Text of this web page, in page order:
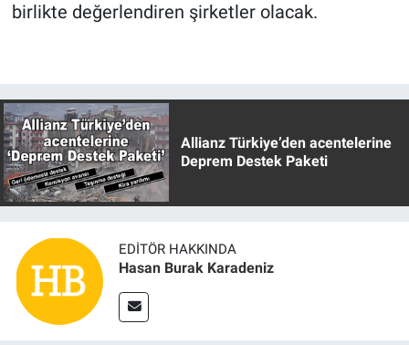
birlikte değerlendiren şirketler olacak.
Allianz Türkiye’den acentelerine
Deprem Destek Paketi
EDITÖR HAKKINDA
Hasan Burak Karadeniz